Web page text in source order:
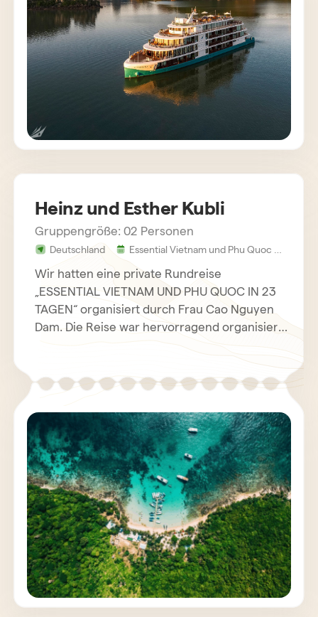
aufgehoben gefühlt.
Heinz und Esther Kubli
Gruppengröße: 02 Personen
Deutschland
Essential Vietnam und Phu Quoc 23
Wir hatten eine private Rundreise
„ESSENTIAL VIETNAM UND PHU QUOC IN 23
TAGEN“ organisiert durch Frau Cao Nguyen
Dam. Die Reise war hervorragend organisiert
und alle unsere Wünsche wurden
eingebracht. Alle Guides und Fahrer waren
sehr pünktlich und ortskundig womit wir sehr
durften. Zu jeder Tages- und Nachtzeit war
Frau Cao Nguyen Dam per Handy erreichbar,
sollte mal etwas nicht klar sein, wir haben uns
sehr wohl und behütet gefühlt! Vielen Dank